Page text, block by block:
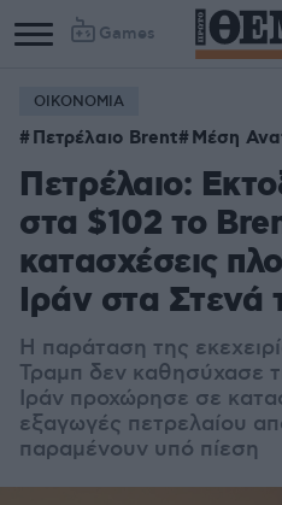
Games
ΟΙΚΟΝΟΜΙΑ
Πετρέλαιο Brent Μέση
Πετρέλαιο:
στα $102 το
κατασχέσεις
Ιράν στα
Η παράταση της
Τραμπ δεν καθησύχασε
Ιράν προχώρησε σε
εξαγωγές πετρελαίου
παραμένουν υπό πίεση